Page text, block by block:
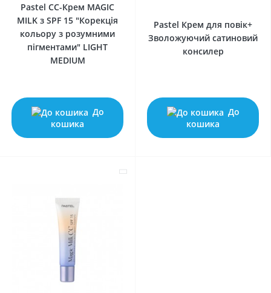
Pastel СС-Крем MAGIC
MILK з SPF 15 "Корекція
кольору з розумними
пігментами" LIGHT
MEDIUM
До
кошика
Pastel Крем для повік+
Зволожуючий сатиновий
консилер
До
кошика